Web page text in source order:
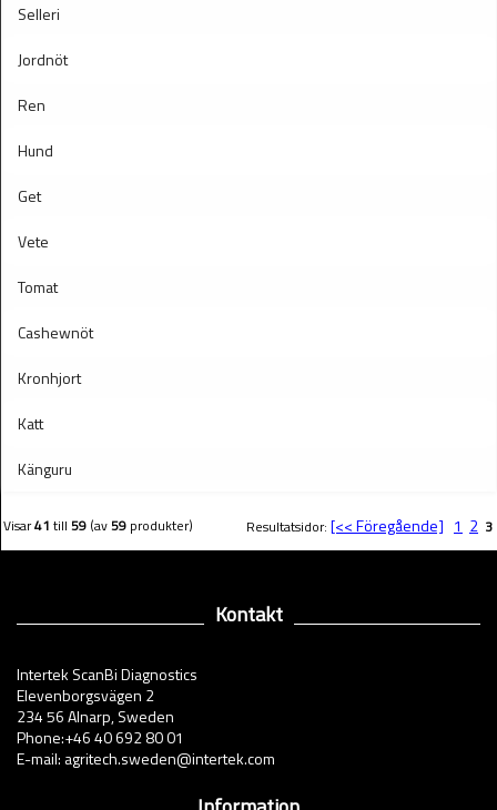
Selleri
Jordnöt
Ren
Hund
Get
Vete
Tomat
Cashewnöt
Kronhjort
Katt
Känguru
Visar41 till 59 (av59 produkter) Resultatsidor: [<< Föregående] 1 2 3
Kontakt
Intertek ScanBi Diagnostics
Elevenborgsvägen 2
234 56 Alnarp, Sweden
Phone:+46 40 692 80 01
E-mail: agritech.sweden@intertek.com